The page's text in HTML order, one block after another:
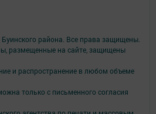
района. Все права защищены.
размещенные на сайте, защищены
и распространение в любом объеме
только с письменного согласия